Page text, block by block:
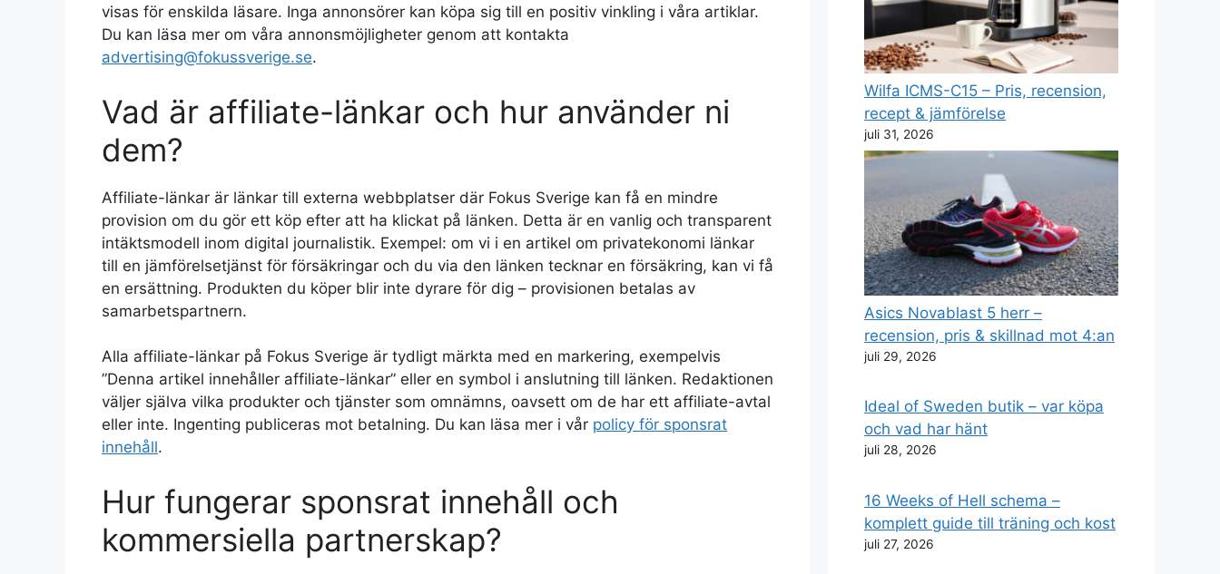
visas för enskilda läsare. Inga annonsörer kan köpa sig till en positiv vinkling i våra artiklar.
Du kan läsa mer om våra annonsmöjligheter genom att kontakta
advertising@fokussverige.se.
Vad är affiliate-länkar och hur använder ni
dem?
Affiliate-länkar är länkar till externa webbplatser där Fokus Sverige kan få en mindre
provision om du gör ett köp efter att ha klickat på länken. Detta är en vanlig och transparent
intäktsmodell inom digital journalistik. Exempel: om vi i en artikel om privatekonomi länkar
till en jämförelsetjänst för försäkringar och du via den länken tecknar en försäkring, kan vi få
en ersättning. Produkten du köper blir inte dyrare för dig – provisionen betalas av
samarbetspartnern.
Alla affiliate-länkar på Fokus Sverige är tydligt märkta med en markering, exempelvis
”Denna artikel innehåller affiliate-länkar” eller en symbol i anslutning till länken. Redaktionen
väljer själva vilka produkter och tjänster som omnämns, oavsett om de har ett affiliate-avtal
eller inte. Ingenting publiceras mot betalning. Du kan läsa mer i vår policy för sponsrat
innehåll.
Hur fungerar sponsrat innehåll och
kommersiella partnerskap?
Wilfa ICMS-C15 – Pris, recension,
recept & jämförelse
juli 31, 2026
Asics Novablast 5 herr –
recension, pris & skillnad mot 4:an
juli 29, 2026
Ideal of Sweden butik – var köpa
och vad har hänt
juli 28, 2026
16 Weeks of Hell schema –
komplett guide till träning och kost
juli 27, 2026